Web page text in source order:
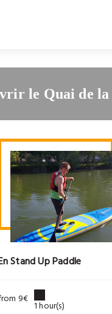
le Quai de la
Stand Up Paddle
9€ 1 hour(s)